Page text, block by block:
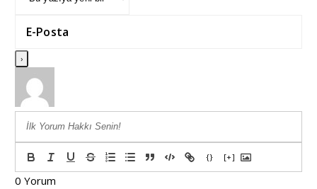
{} [+]
0 Yorum